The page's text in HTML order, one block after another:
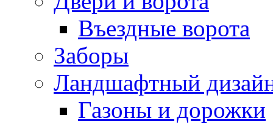
Въездные ворота
Заборы
Ландшафтный
Газоны и дорожки